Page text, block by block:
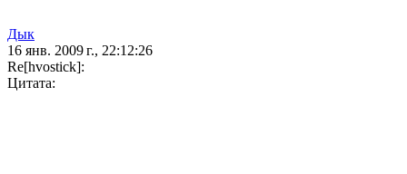
Дык
16 янв. 2009 г., 22:12:26
Re[hvostick]:
Цитата: